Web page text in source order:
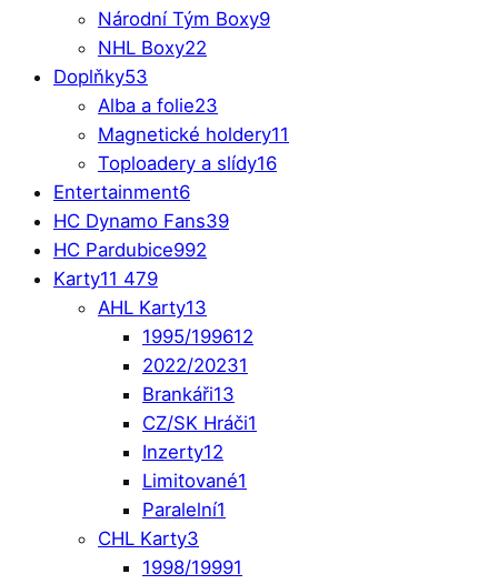
Národní Tým Boxy9
NHL Boxy22
Doplňky53
Alba a folie23
Magnetické holdery11
Toploadery a slídy16
Entertainment6
HC Dynamo Fans39
HC Pardubice992
Karty11 479
AHL Karty13
1995/199612
2022/20231
Brankáři13
CZ/SK Hráči1
Inzerty12
Limitované1
Paralelní1
CHL Karty3
1998/19991